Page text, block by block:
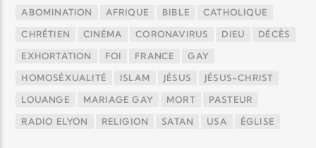
ABOMINATION AFRIQUE BIBLE CATHOLIQUE
CHRÉTIEN CINÉMA CORONAVIRUS DIEU DÉCÈS
EXHORTATION FOI FRANCE GAY
HOMOSÉXUALITÉ ISLAM JÉSUS JÉSUS-CHRIST
LOUANGE MARIAGE GAY MORT PASTEUR
RADIO ELYON RELIGION SATAN USA ÉGLISE